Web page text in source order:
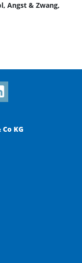
Angst & Zwang,
KG